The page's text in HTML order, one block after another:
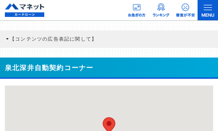
【コンテンツの広告表記に関して】
商品を根拠なくPRするものではなく、当編集部の調査／ユーザーへの口コミ収集な
どに基づき、公平性を担保した情報提供を行っています。
>提携企業一覧
泉北深井自動契約コーナー